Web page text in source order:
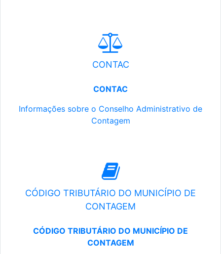
CONTAC
CONTAC
Informações sobre o Conselho Administrativo de
Contagem
CÓDIGO TRIBUTÁRIO DO MUNICÍPIO DE
CONTAGEM
CÓDIGO TRIBUTÁRIO DO MUNICÍPIO DE
CONTAGEM